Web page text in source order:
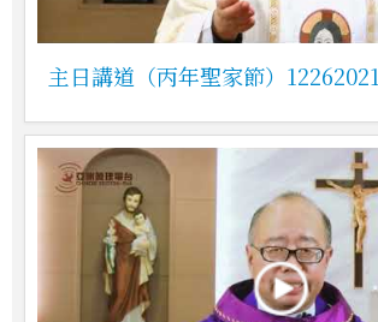
主日講道（丙年聖家節）12262021